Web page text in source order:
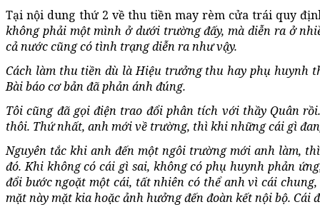
Tại nội dung thứ 2 về thu tiền may rèm cửa trái quy
không phải một mình ở dưới trường đấy, mà diễn ra ở
cả nước cũng có tình trạng diễn ra như vậy.
Cách làm thu tiền dù là Hiệu trưởng thu hay phụ huynh
Bài báo cơ bản đã phản ánh đúng.
Tôi cũng đã gọi điện trao đổi phân tích với thầy Quân
thôi. Thứ nhất, anh mới về trường, thì khi những cái gì
Nguyên tắc khi anh đến một ngôi trường mới anh làm,
đó. Khi không có cái gì sai, không có phụ huynh phản
đổi bước ngoặt một cái, tất nhiên có thể anh vì cái
mặt này mặt kia hoặc ảnh hưởng đến đoàn kết nội bộ. Cái